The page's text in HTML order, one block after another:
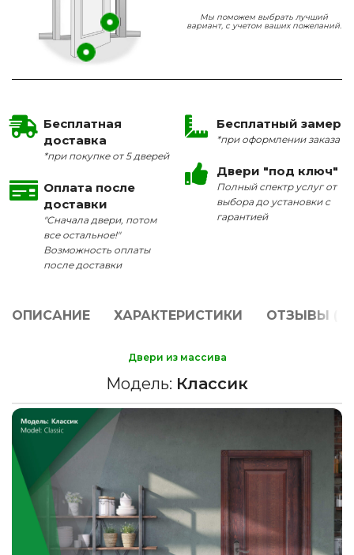
Мы поможем выбрать лучший
вариант, с учетом ваших пожеланий.
Бесплатная
доставка
*при покупке от 5 дверей
Оплата после
доставки
"Сначала двери, потом
все остальное!"
Возможность оплаты
после доставки
Бесплатный замер
*при оформлении заказа
Двери "под ключ"
Полный спектр услуг от
выбора до установки с
гарантией
ОПИСАНИЕ ХАРАКТЕРИСТИКИ ОТЗЫВЫ (0)
Двери из массива
Модель: Классик